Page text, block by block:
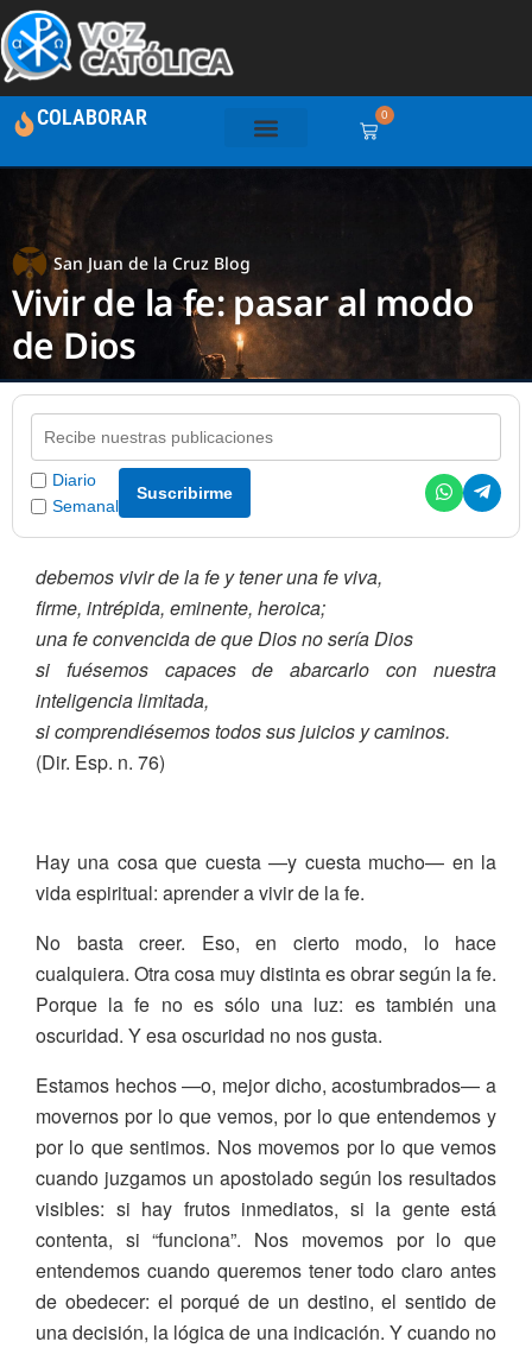
COLABORAR 0
San Juan de la Cruz Blog
Vivir de la fe: pasar al modo
de Dios
Diario
Semanal
Suscribirme
debemos vivir de la fe y tener una fe viva,
firme, intrépida, eminente, heroica;
una fe convencida de que Dios no sería Dios
si fuése­mos capaces de abarcarlo con nuestra
inteligencia limitada,
si compren­diésemos todos sus juicios y caminos.
(Dir. Esp. n. 76)
Hay una cosa que cuesta —y cuesta mucho— en la
vida espiritual: aprender a vivir de la fe.
No basta creer. Eso, en cierto modo, lo hace
cualquiera. Otra cosa muy distinta es obrar según la fe.
Porque la fe no es sólo una luz: es también una
oscuridad. Y esa oscuridad no nos gusta.
Estamos hechos —o, mejor dicho, acostumbrados— a
movernos por lo que vemos, por lo que entendemos y
por lo que sentimos. Nos movemos por lo que vemos
cuando juzgamos un apostolado según los resultados
visibles: si hay frutos inmediatos, si la gente está
contenta, si “funciona”. Nos movemos por lo que
entendemos cuando queremos tener todo claro antes
de obedecer: el porqué de un destino, el sentido de
una decisión, la lógica de una indicación. Y cuando no